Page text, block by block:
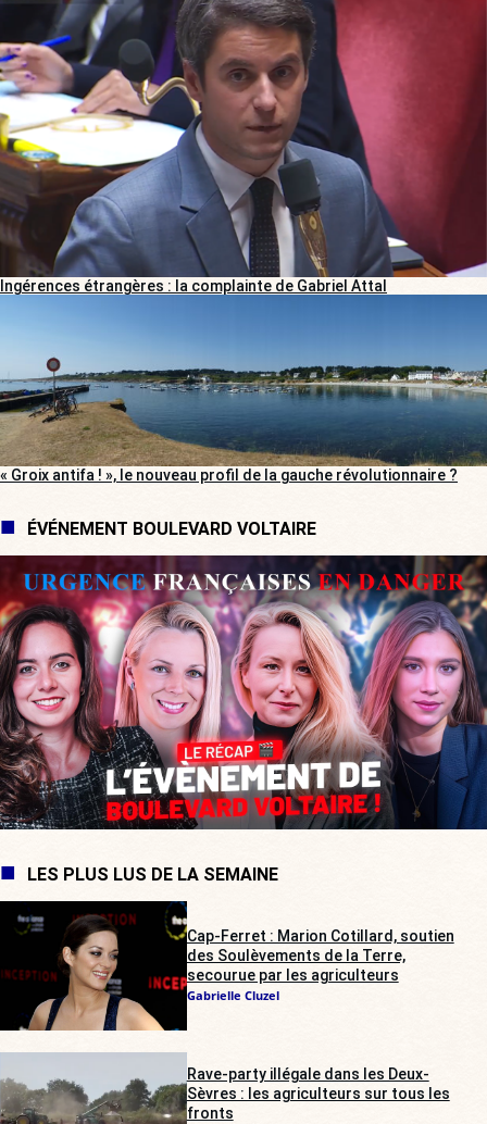
Ingérences étrangères : la complainte de Gabriel Attal
« Groix antifa ! », le nouveau profil de la gauche révolutionnaire ?
ÉVÉNEMENT BOULEVARD VOLTAIRE
LES PLUS LUS DE LA SEMAINE
Cap-Ferret : Marion Cotillard, soutien
des Soulèvements de la Terre,
secourue par les agriculteurs
Gabrielle Cluzel
Rave-party illégale dans les Deux-
Sèvres : les agriculteurs sur tous les
fronts